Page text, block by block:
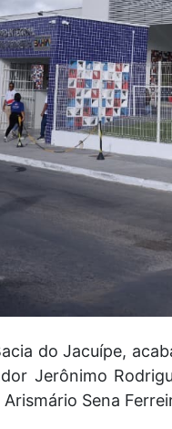
do Jacuípe,
Jerônimo
Sena